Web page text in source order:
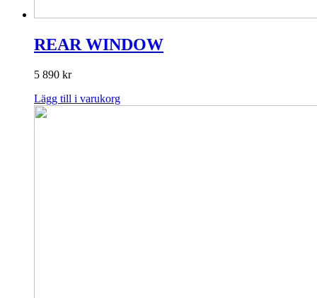
REAR WINDOW
5 890 kr
Lägg till i varukorg